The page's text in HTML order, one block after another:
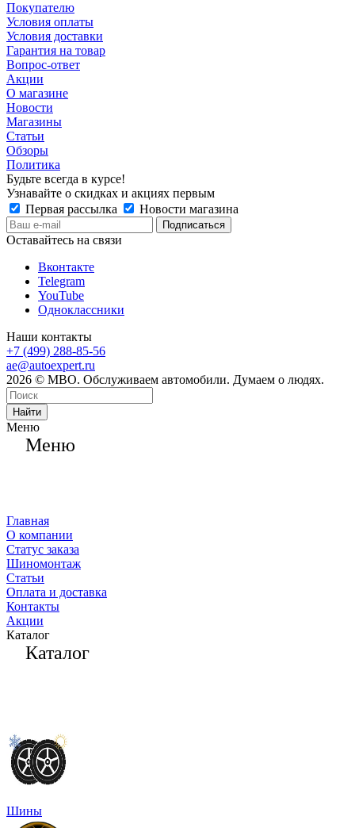
Покупателю
Условия оплаты
Условия доставки
Гарантия на товар
Вопрос-ответ
Акции
О магазине
Новости
Магазины
Статьи
Обзоры
Политика
Будьте всегда в курсе!
Узнавайте о скидках и акциях первым
Первая рассылка
Новости магазина
Оставайтесь на связи
Вконтакте
Telegram
YouTube
Одноклассники
Наши контакты
+7 (499) 288-85-56
ae@autoexpert.ru
2026 © МВО. Обслуживаем автомобили. Думаем о людях.
Найти
Меню
Меню
Главная
О компании
Статус заказа
Шиномонтаж
Статьи
Оплата и доставка
Контакты
Акции
Каталог
Каталог
Шины